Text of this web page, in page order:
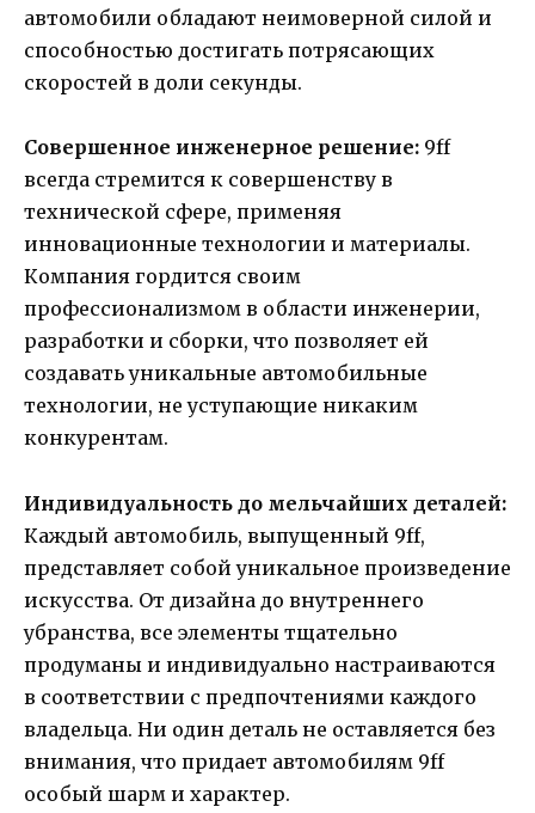
автомобили обладают неимоверной силой и
способностью достигать потрясающих
скоростей в доли секунды.
Совершенное инженерное решение: 9ff
всегда стремится к совершенству в
технической сфере, применяя
инновационные технологии и материалы.
Компания гордится своим
профессионализмом в области инженерии,
разработки и сборки, что позволяет ей
создавать уникальные автомобильные
технологии, не уступающие никаким
конкурентам.
Индивидуальность до мельчайших деталей:
Каждый автомобиль, выпущенный 9ff,
представляет собой уникальное произведение
искусства. От дизайна до внутреннего
убранства, все элементы тщательно
продуманы и индивидуально настраиваются
в соответствии с предпочтениями каждого
владельца. Ни один деталь не оставляется без
внимания, что придает автомобилям 9ff
особый шарм и характер.